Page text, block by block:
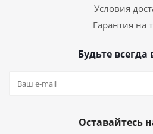
Условия
Гарантия на
Будьте всегда
Оставайтесь